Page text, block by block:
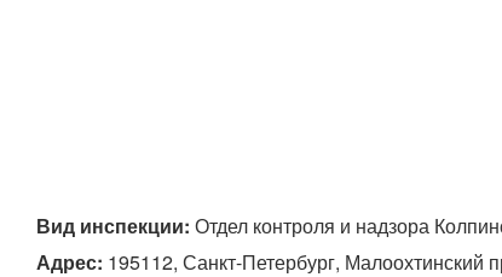
Вид инспекции: Отдел контроля и надзора
Адрес: 195112, Санкт-Петербург, Малоохтинский